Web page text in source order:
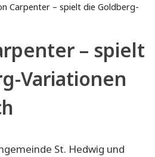
Carpenter – spielt die Goldberg-
– spielt
Variationen
St. Hedwig und